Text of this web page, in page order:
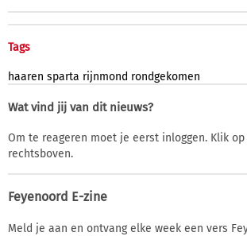
Tags
haaren sparta rijnmond rondgekomen
Wat vind jij van dit nieuws?
Om te reageren moet je eerst inloggen. Klik
rechtsboven.
Feyenoord E-zine
Meld je aan en ontvang elke week een vers